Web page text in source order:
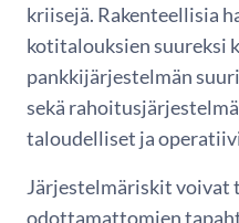
kriisejä. Rakenteellisia
kotitalouksien suureksi
pankkijärjestelmän
sekä
taloudelliset ja
Järjestelmäriskit
odottamattomien